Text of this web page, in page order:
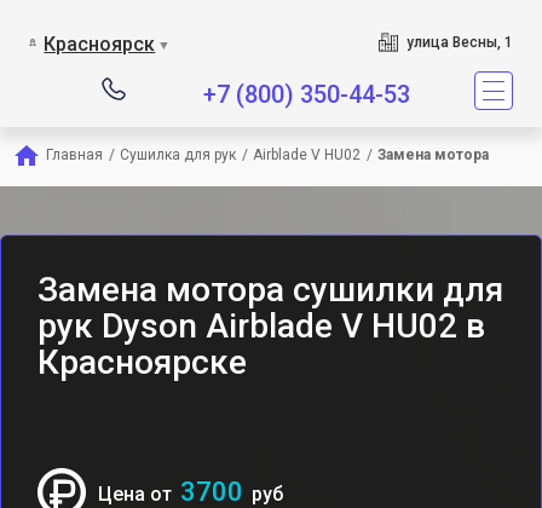
Красноярск ▼ улица Весны, 1
+7 (800) 350-44-53
Главная / Сушилка для рук / Airblade V HU02 / Замена мотора
Замена мотора сушилки для
рук Dyson Airblade V HU02 в
Красноярске
Цена от 3700 руб